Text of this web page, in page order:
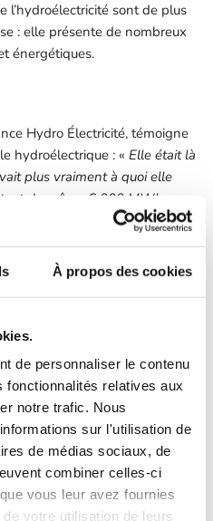
À propos des cookies
de personnaliser le contenu
relatives aux
notre trafic. Nous
sur l'utilisation de
de médias sociaux, de
combiner celles-ci
vous leur avez fournies
votre utilisation de leurs
l’hydroélectricité sont de plus
: elle présente de nombreux
énergétiques.
Hydro Électricité, témoigne
hydroélectrique : « Elle était là
plus vraiment à quoi elle
de même 6 000 MWh par
a permis de la relancer et au
l’est d’abord sur le plan
est très stable et prévisible
c’est très facilitant.
là où il y a de la
des villages.
permet un équilibre et